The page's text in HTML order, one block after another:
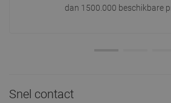
dan 1500.000 beschikbare
Snel contact